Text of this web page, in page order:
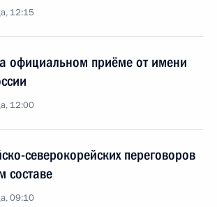
12:15
официальном приёме от имени
12:00
северокорейских переговоров
составе
09:10